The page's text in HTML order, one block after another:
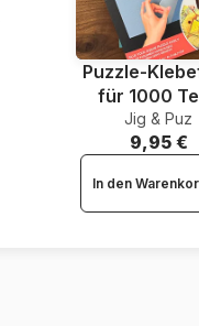
Puzzle-
für 1000
Jig & Puz
9,95 €
In den